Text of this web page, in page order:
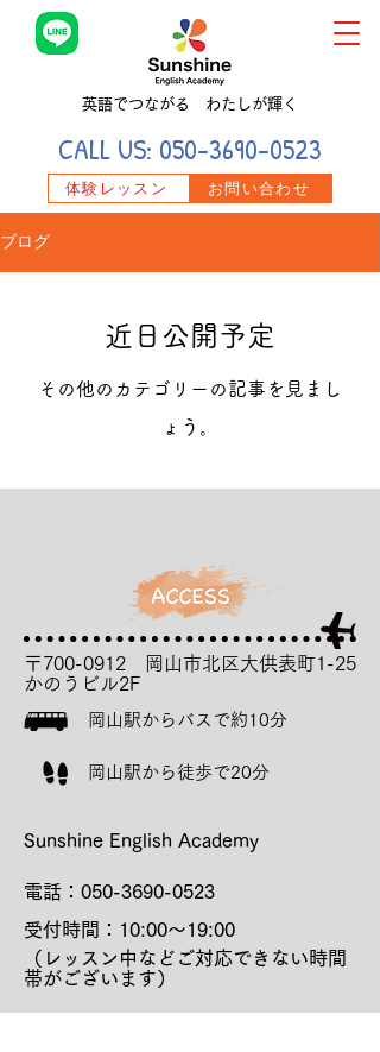
体験レッスン お問い合わせ
CALL US: 050-3690-0523
英語でつながる わたしが輝く
ブログ
近日公開予定
その他のカテゴリーの記事を見まし
ょう。
〒700-0912 岡山市北区大供表町1-25
かのうビル2F
岡山駅からバスで約10分
岡山駅から徒歩で20分
Sunshine English Academy
電話： 050-3690-0523
受付時間：10:00～19:00
（レッスン中などご対応できない時間
帯がございます）